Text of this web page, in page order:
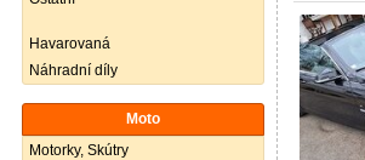
Havarovaná
Náhradní díly
Moto
Motorky, Skútry